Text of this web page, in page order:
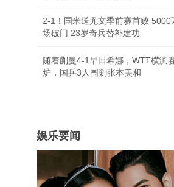
2-1！国米送尤文季前赛首败 5000
场破门 23岁奇兵替补建功
随着蒯曼4-1早田希娜，WTT横滨
炉，国乒3人围剿张本美和
娱乐要闻